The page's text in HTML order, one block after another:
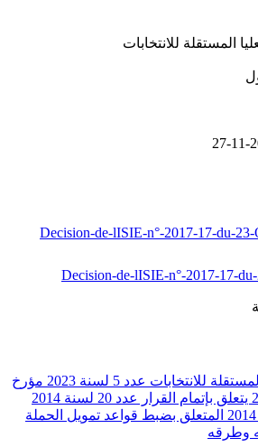
المستقلة للانتخابات
Decision-de-lISIE-n°-2017-17-du-
Decision-de-lISIE-n°-2017-17-
قرار الهيئة العليا المستقلة للانتخابات عدد 5 لسنة 2023 مؤرخ
في 15 جانفي 2023 يتعلق بإتمام القرار عدد 20 لسنة 2014
المؤرخ في 8 أوت 2014 المتعلق بضبط قواعد تمويل الحملة
وطرقه